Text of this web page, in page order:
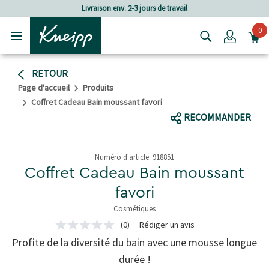
Passer au contenu principal
Passer au contenu du pied de page
env. 2-3 jours de travail
Login0
RETOUR
Page d'accueil
Produits
Coffret Cadeau Bain moussant favori
RECOMMANDER
Numéro d'article: 918851
Coffret Cadeau Bain moussant
favori
Cosmétiques
5 de 5 étoilesAucune
valeur
de
(0) Rédiger un avis
Profite de la diversité du bain avec une mousse longue
durée !